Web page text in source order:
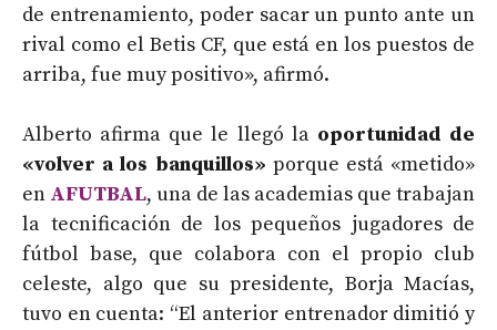
de entrenamiento, poder sacar un punto ante un
rival como el Betis CF, que está en los puestos de
arriba, fue muy positivo», afirmó.
Alberto afirma que le llegó la oportunidad de
«volver a los banquillos» porque está «metido»
en AFUTBAL, una de las academias que trabajan
la tecnificación de los pequeños jugadores de
fútbol base, que colabora con el propio club
celeste, algo que su presidente, Borja Macías,
tuvo en cuenta: “El anterior entrenador dimitió y